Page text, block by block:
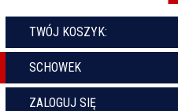
TWÓJ KOSZYK:
SCHOWEK
ZALOGUJ SIĘ